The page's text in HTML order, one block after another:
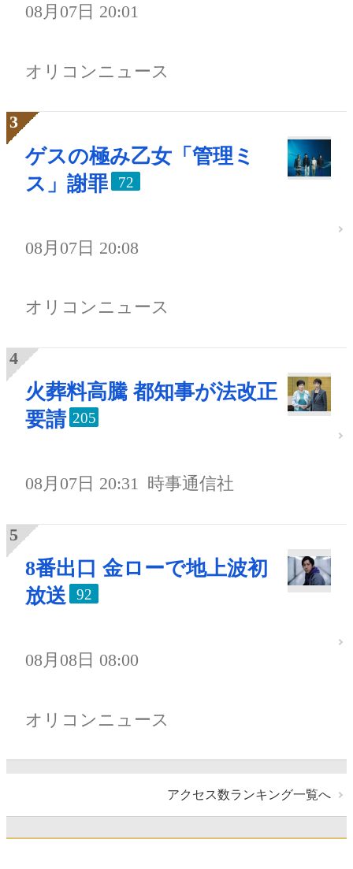
08月07日 20:01
オリコンニュース
ゲスの極み乙女「管理ミ
ス」謝罪
72
08月07日 20:08
オリコンニュース
火葬料高騰 都知事が法改正
要請 205
08月07日 20:31 時事通信社
8番出口 金ローで地上波初
放送
92
08月08日 08:00
オリコンニュース
アクセス数ランキング一覧へ